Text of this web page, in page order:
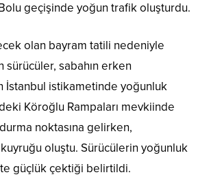
geçişinde yoğun trafik oluşturdu.
olan bayram tatili nedeniyle
sabahın erken
İstanbul istikametinde yoğunluk
Köroğlu Rampaları mevkiinde
noktasına gelirken,
oluştu. Sürücülerin yoğunluk
güçlük çektiği belirtildi.